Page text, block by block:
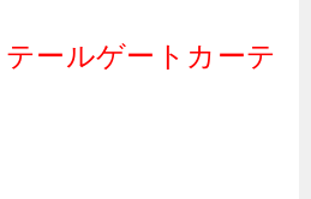
ールゲートカーテ